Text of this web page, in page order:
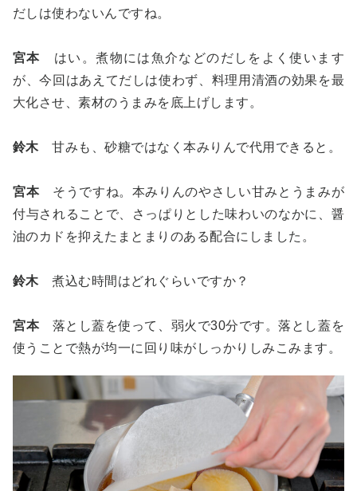
だしは使わないんですね。
宮本 はい。煮物には魚介などのだしをよく使います
が、今回はあえてだしは使わず、料理用清酒の効果を最
大化させ、素材のうまみを底上げします。
鈴木甘みも、砂糖ではなく本みりんで代用できると。
宮本そうですね。本みりんのやさしい甘みとうまみが
付与されることで、さっぱりとした味わいのなかに、醤
油のカドを抑えたまとまりのある配合にしました。
鈴木煮込む時間はどれぐらいですか？
宮本落とし蓋を使って、弱火で30分です。落とし蓋を
使うことで熱が均一に回り味がしっかりしみこみます。